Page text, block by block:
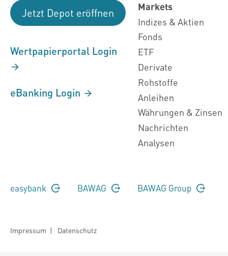
Jetzt Depot eröffnen
Wertpapierportal Login
eBanking Login
Markets
Indizes & Aktien
Fonds
ETF
Derivate
Rohstoffe
Anleihen
Währungen & Zinsen
Nachrichten
Analysen
easybank BAWAG BAWAG Group
Impressum | Datenschutz